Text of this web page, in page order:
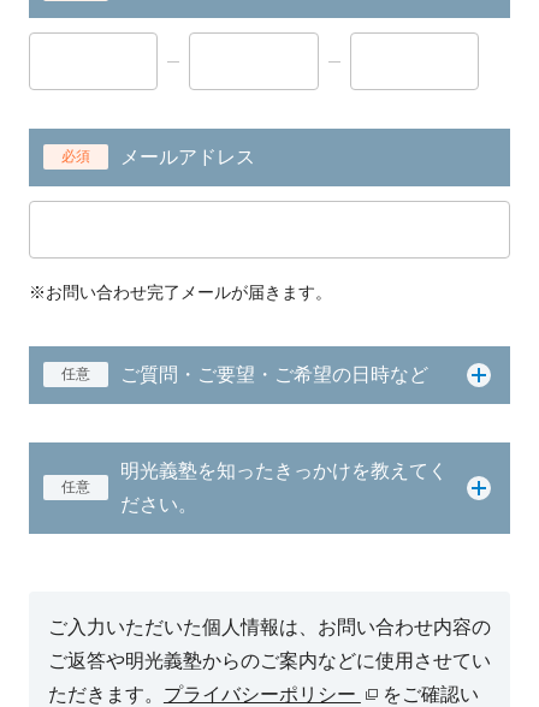
必須 メールアドレス
※お問い合わせ完了メールが届きます。
任意 ご質問・ご要望・ご希望の日時など
任意
明光義塾を知ったきっかけを教えてく
ださい。
ご入力いただいた個人情報は、お問い合わせ内容の
ご返答や明光義塾からのご案内などに使用させてい
ただきます。 プライバシーポリシー をご確認い